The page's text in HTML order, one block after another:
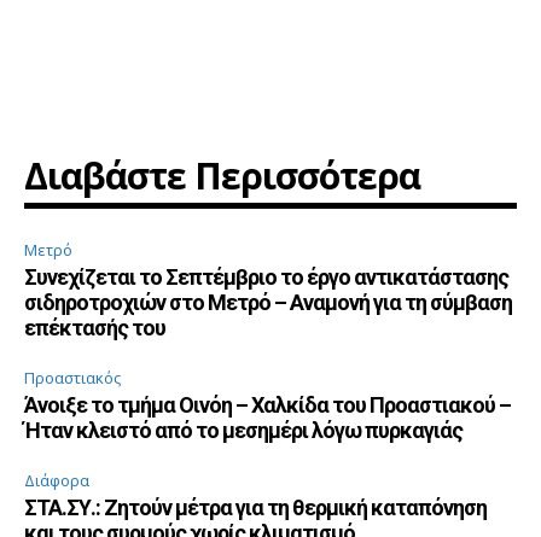
Διαβάστε Περισσότερα
Μετρό
Συνεχίζεται το Σεπτέμβριο το έργο αντικατάστασης
σιδηροτροχιών στο Μετρό – Αναμονή για τη σύμβαση
επέκτασής του
Προαστιακός
Άνοιξε το τμήμα Οινόη – Χαλκίδα του Προαστιακού –
Ήταν κλειστό από το μεσημέρι λόγω πυρκαγιάς
Διάφορα
ΣΤΑ.ΣΥ.: Ζητούν μέτρα για τη θερμική καταπόνηση